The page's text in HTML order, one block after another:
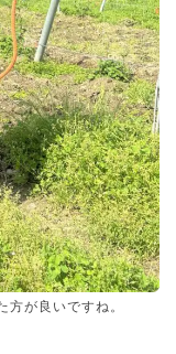
が良いですね。